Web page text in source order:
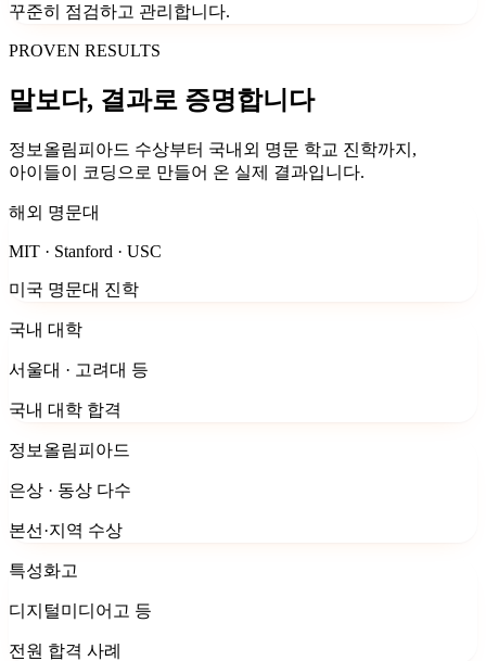
꾸준히 점검하고 관리합니다.
PROVEN RESULTS
말보다, 결과로 증명합니다
정보올림피아드 수상부터 국내외 명문 학교 진학까지,
아이들이 코딩으로 만들어 온 실제 결과입니다.
해외 명문대
MIT · Stanford · USC
미국 명문대 진학
국내 대학
서울대 · 고려대 등
국내 대학 합격
정보올림피아드
은상 · 동상 다수
본선·지역 수상
특성화고
디지털미디어고 등
전원 합격 사례